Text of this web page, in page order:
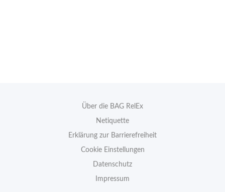
Über die BAG RelEx
Netiquette
Erklärung zur Barrierefreiheit
Cookie Einstellungen
Datenschutz
Impressum